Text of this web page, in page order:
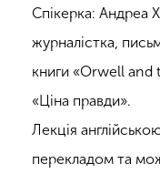
Спікерка: Андреа
журналістка,
книги «Orwell and
«Ціна правди».
Лекція
перекладом та